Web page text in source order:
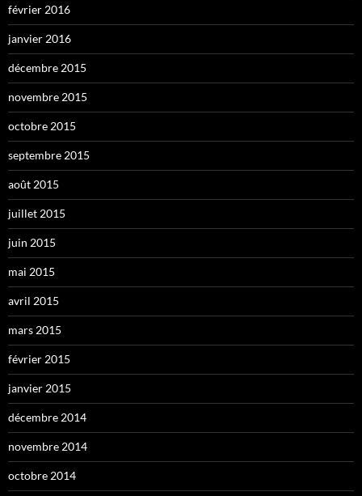
février 2016
janvier 2016
décembre 2015
novembre 2015
octobre 2015
septembre 2015
août 2015
juillet 2015
juin 2015
mai 2015
avril 2015
mars 2015
février 2015
janvier 2015
décembre 2014
novembre 2014
octobre 2014